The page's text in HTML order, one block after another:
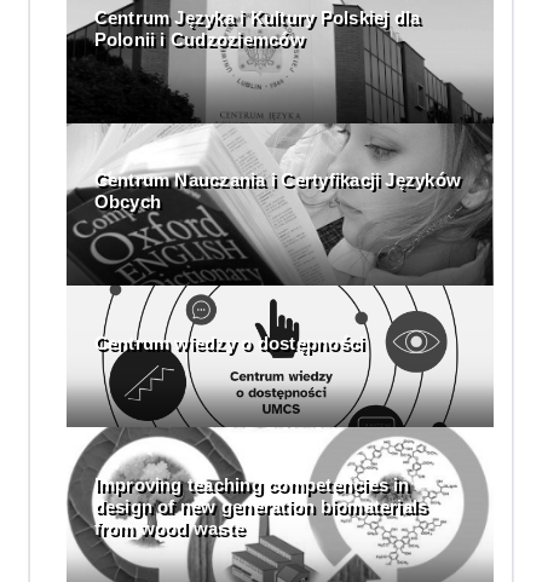
Centrum Języka i Kultury Polskiej dla
Polonii i Cudzoziemców
Centrum Nauczania i Certyfikacji Języków
Obcych
Centrum wiedzy o dostępności
Improving teaching competencies in
design of new generation biomaterials
from wood waste